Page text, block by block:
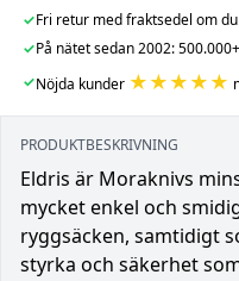
✓Fri retur med fraktsedel om
✓På nätet sedan 2002:
✓Nöjda kunder ★★★★★
PRODUKTBESKRIVNING
Eldris är Moraknivs
mycket enkel och
ryggsäcken, samtidigt
styrka och säkerhet